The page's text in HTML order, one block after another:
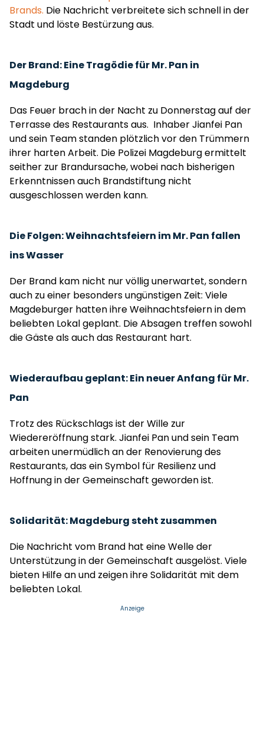
Brands. Die Nachricht verbreitete sich schnell in der
Stadt und löste Bestürzung aus.
Der Brand: Eine Tragödie für Mr. Pan in
Magdeburg
Das Feuer brach in der Nacht zu Donnerstag auf der
Terrasse des Restaurants aus. Inhaber Jianfei Pan
und sein Team standen plötzlich vor den Trümmern
ihrer harten Arbeit. Die Polizei Magdeburg ermittelt
seither zur Brandursache, wobei nach bisherigen
Erkenntnissen auch Brandstiftung nicht
ausgeschlossen werden kann.
Die Folgen: Weihnachtsfeiern im Mr. Pan fallen
ins Wasser
Der Brand kam nicht nur völlig unerwartet, sondern
auch zu einer besonders ungünstigen Zeit: Viele
Magdeburger hatten ihre Weihnachtsfeiern in dem
beliebten Lokal geplant. Die Absagen treffen sowohl
die Gäste als auch das Restaurant hart.
Wiederaufbau geplant: Ein neuer Anfang für Mr.
Pan
Trotz des Rückschlags ist der Wille zur
Wiedereröffnung stark. Jianfei Pan und sein Team
arbeiten unermüdlich an der Renovierung des
Restaurants, das ein Symbol für Resilienz und
Hoffnung in der Gemeinschaft geworden ist.
Solidarität: Magdeburg steht zusammen
Die Nachricht vom Brand hat eine Welle der
Unterstützung in der Gemeinschaft ausgelöst. Viele
bieten Hilfe an und zeigen ihre Solidarität mit dem
beliebten Lokal.
Anzeige